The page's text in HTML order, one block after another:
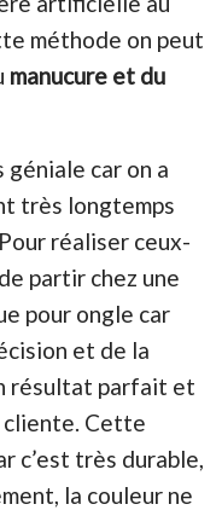
méthode on peut
manucure et du
car on a
très longtemps
réaliser ceux-
partir chez une
pour ongle car
et de la
résultat parfait et
cliente. Cette
c’est très durable,
la couleur ne